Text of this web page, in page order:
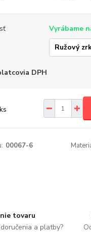
Vyrábame
DPH
00067-6
tovaru
a platby?